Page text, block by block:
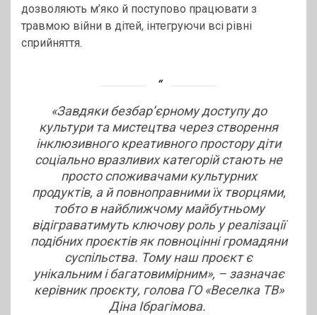
дозволяють м’яко й поступово працювати з
травмою війни в дітей, інтегруючи всі рівні
сприйняття.
«Завдяки безбар’єрному доступу до
культури та мистецтва через створення
інклюзивного креативного простору діти
соціально вразливих категорій стають не
просто споживачами культурних
продуктів, а й повноправними їх творцями,
тобто в найближчому майбутньому
відіграватимуть ключову роль у реалізації
подібних проєктів як повноцінні громадяни
суспільства. Тому наш проєкт є
унікальним і багатовимірним», – зазначає
керівник проєкту, голова ГО «Веселка ТВ»
Діна Ібрагімова.